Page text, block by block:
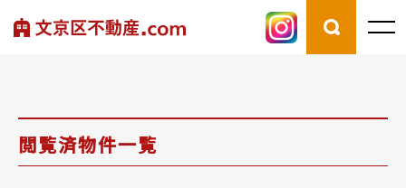
閲覧済物件一覧